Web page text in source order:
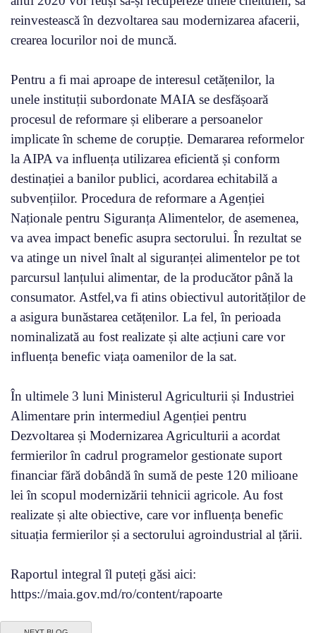
reinvestească în dezvoltarea sau modernizarea afacerii,
crearea locurilor noi de muncă.
Pentru a fi mai aproape de interesul cetățenilor, la
unele instituții subordonate MAIA se desfășoară
procesul de reformare și eliberare a persoanelor
implicate în scheme de corupție. Demararea reformelor
la AIPA va influența utilizarea eficientă și conform
destinației a banilor publici, acordarea echitabilă a
subvențiilor. Procedura de reformare a Agenției
Naționale pentru Siguranța Alimentelor, de asemenea,
va avea impact benefic asupra sectorului. În rezultat se
va atinge un nivel înalt al siguranței alimentelor pe tot
parcursul lanțului alimentar, de la producător până la
consumator. Astfel,va fi atins obiectivul autorităților de
a asigura bunăstarea cetățenilor. La fel, în perioada
nominalizată au fost realizate și alte acțiuni care vor
influența benefic viața oamenilor de la sat.
În ultimele 3 luni Ministerul Agriculturii și Industriei
Alimentare prin intermediul Agenției pentru
Dezvoltarea și Modernizarea Agriculturii a acordat
fermierilor în cadrul programelor gestionate suport
financiar fără dobândă în sumă de peste 120 milioane
lei în scopul modernizării tehnicii agricole. Au fost
realizate și alte obiective, care vor influența benefic
situația fermierilor și a sectorului agroindustrial al țării.
Raportul integral îl puteți găsi aici:
https://maia.gov.md/ro/content/rapoarte